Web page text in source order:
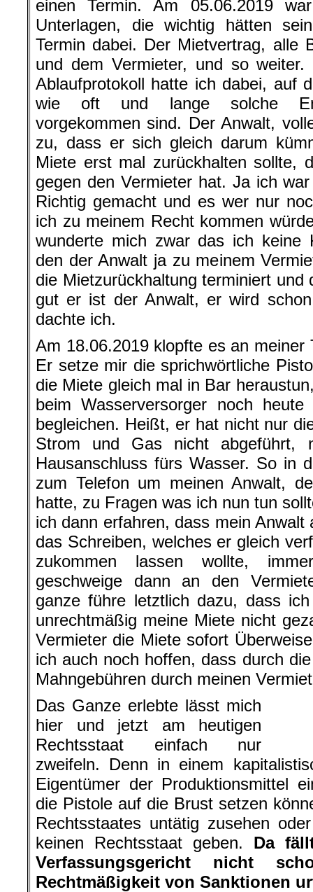
einen Termin. Am 05.06.2019
Unterlagen, die wichtig hätten
Termin dabei. Der Mietvertrag, alle
und dem Vermieter, und so
Ablaufprotokoll hatte ich dabei, auf
wie oft und lange solche
vorgekommen sind. Der Anwalt,
zu, dass er sich gleich darum
Miete erst mal zurückhalten sollte,
gegen den Vermieter hat. Ja ich
Richtig gemacht und es wer nur
ich zu meinem Recht kommen
wunderte mich zwar das ich keine
den der Anwalt ja zu meinem
die Mietzurückhaltung terminiert und
gut er ist der Anwalt, er wird
dachte ich.
Am 18.06.2019 klopfte es an meiner
Er setze mir die sprichwörtliche
die Miete gleich mal in Bar
beim Wasserversorger noch
begleichen. Heißt, er hat nicht nur
Strom und Gas nicht abgeführt,
Hausanschluss fürs Wasser. So in
zum Telefon um meinen Anwalt,
hatte, zu Fragen was ich nun tun
ich dann erfahren, dass mein
das Schreiben, welches er gleich
zukommen lassen wollte,
geschweige dann an den
ganze führe letztlich dazu, dass
unrechtmäßig meine Miete nicht
Vermieter die Miete sofort
ich auch noch hoffen, dass durch
Mahngebühren durch meinen
Das Ganze erlebte lässt mich
hier und jetzt am heutigen
Rechtsstaat einfach nur
zweifeln. Denn in einem
Eigentümer der Produktionsmittel
die Pistole auf die Brust setzen
Rechtsstaates untätig zusehen
keinen Rechtsstaat geben. Da
Verfassungsgericht nicht
Rechtmäßigkeit von Sanktionen